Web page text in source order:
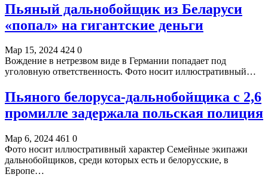
Пьяный дальнобойщик из Беларуси
«попал» на гигантские деньги
Мар 15, 2024 424 0
Вождение в нетрезвом виде в Германии попадает под
уголовную ответственность. Фото носит иллюстративный…
Пьяного белоруса-дальнобойщика с 2,6
промилле задержала польская полиция
Мар 6, 2024 461 0
Фото носит иллюстративный характер Семейные экипажи
дальнобойщиков, среди которых есть и белорусские, в
Европе…